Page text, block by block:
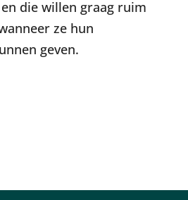
die willen graag ruim
ze hun
geven.